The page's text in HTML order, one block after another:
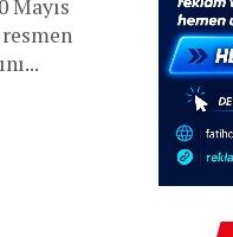
Mayıs